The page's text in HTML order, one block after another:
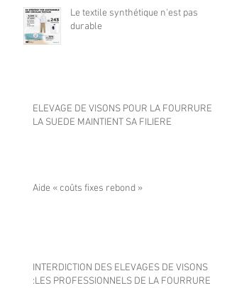
Le textile synthétique n'est pas
durable
ELEVAGE DE VISONS POUR LA FOURRURE :
LA SUEDE MAINTIENT SA FILIERE
Aide « coûts fixes rebond »
INTERDICTION DES ELEVAGES DE VISONS
:LES PROFESSIONNELS DE LA FOURRURE